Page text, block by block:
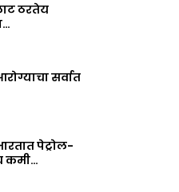
ठरतेय
सर्वात
पेट्रोल-
कमी…